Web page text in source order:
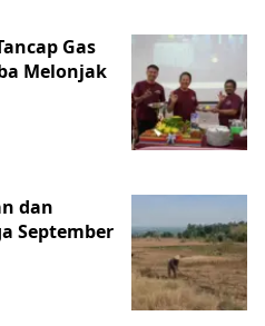
Gas
Melonjak
dan
September